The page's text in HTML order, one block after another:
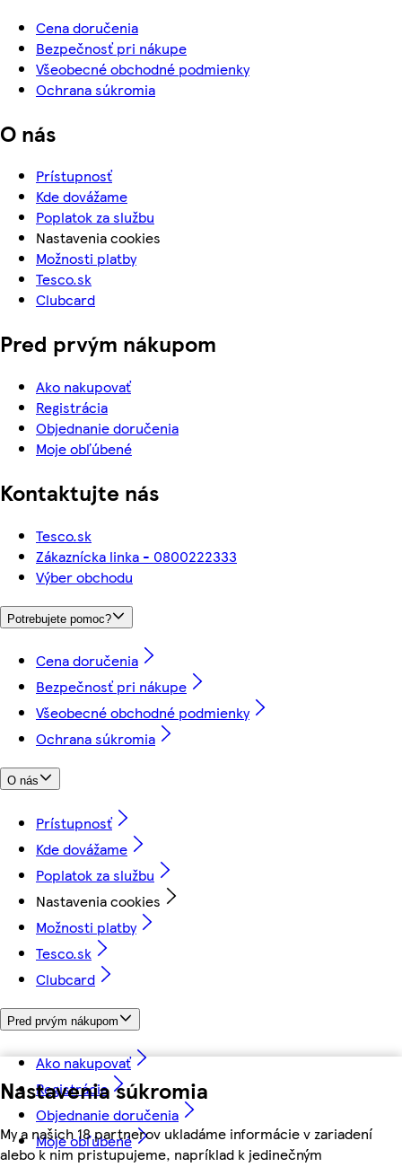
Nastavenia súkromia
My a našich 18 partnerov ukladáme informácie v zariadení
alebo k nim pristupujeme, napríklad k jedinečným
Cena doručenia
Bezpečnosť pri nákupe
Všeobecné obchodné podmienky
Ochrana súkromia
O nás
Prístupnosť
Kde dovážame
Poplatok za službu
Nastavenia cookies
Možnosti platby
Tesco.sk
Clubcard
Pred prvým nákupom
Ako nakupovať
Registrácia
Objednanie doručenia
Moje obľúbené
Kontaktujte nás
Tesco.sk
Zákaznícka linka - 0800222333
Výber obchodu
Potrebujete pomoc?
Cena doručenia
Bezpečnosť pri nákupe
Všeobecné obchodné podmienky
Ochrana súkromia
O nás
Prístupnosť
Kde dovážame
Poplatok za službu
Nastavenia cookies
Možnosti platby
Tesco.sk
Clubcard
Pred prvým nákupom
Ako nakupovať
Registrácia
Objednanie doručenia
Moje obľúbené